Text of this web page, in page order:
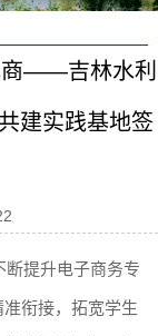
商——吉林水利
建实践基地签
断提升电子商务专
衔接，拓宽学生